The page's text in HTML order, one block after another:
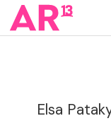
Elsa